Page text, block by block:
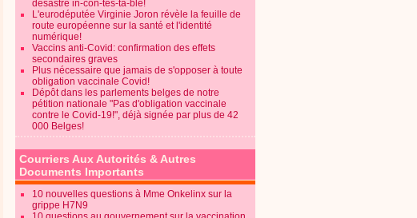
désastre in-con-tes-ta-ble!
L'eurodéputée Virginie Joron révèle la feuille de
route européenne sur la santé et l'identité
numérique!
Vaccins anti-Covid: confirmation des effets
secondaires graves
Plus nécessaire que jamais de s'opposer à toute
obligation vaccinale Covid!
Dépôt dans les parlements belges de notre
pétition nationale "Pas d'obligation vaccinale
contre le Covid-19!", déjà signée par plus de 42
000 Belges!
Courriers Aux Autorités & Autres
Documents Importants
10 nouvelles questions à Mme Onkelinx sur la
grippe H7N9